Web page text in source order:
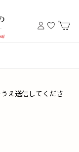
え送信してくださ